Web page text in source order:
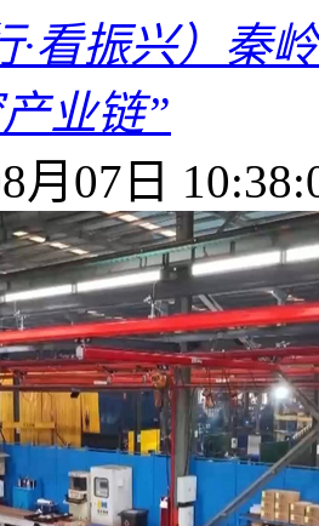
·看振兴）秦
业链”
月07日